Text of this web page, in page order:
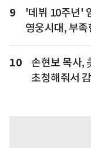
9
'데뷔 10주년'
영웅시대, 부
10
손현보 목사,
초청해줘서